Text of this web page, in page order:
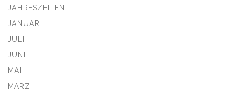
JAHRESZEITEN
JANUAR
JULI
JUNI
MAI
MÄRZ